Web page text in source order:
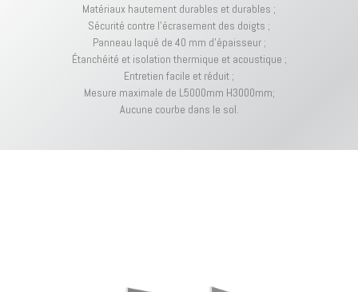
Matériaux hautement durables et durables ;
Sécurité contre l’écrasement des doigts ;
Panneau laqué de 40 mm d’épaisseur ;
Étanchéité et isolation thermique et acoustique ;
Entretien facile et réduit ;
Mesure maximale de L5000mm H3000mm;
Aucune courbe dans le sol.